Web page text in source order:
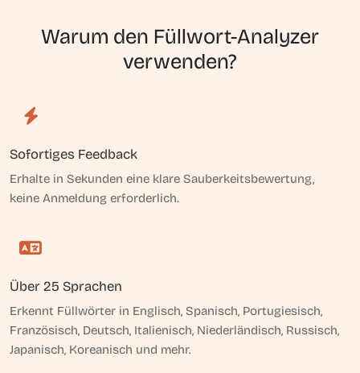
Warum den Füllwort-Analyzer
verwenden?
Sofortiges Feedback
Erhalte in Sekunden eine klare Sauberkeitsbewertung,
keine Anmeldung erforderlich.
Über 25 Sprachen
Erkennt Füllwörter in Englisch, Spanisch, Portugiesisch,
Französisch, Deutsch, Italienisch, Niederländisch, Russisch,
Japanisch, Koreanisch und mehr.